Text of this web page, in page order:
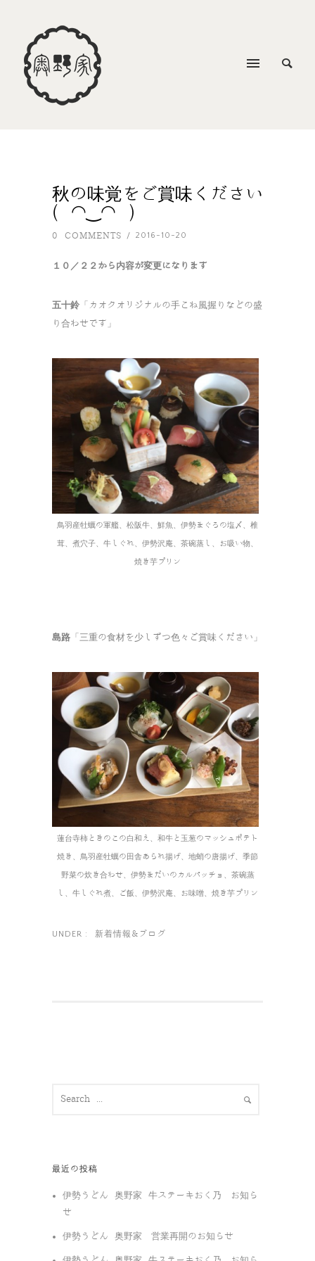
秋の味覚をご賞味ください
( ◠‿◠ )
0 COMMENTS / 2016-10-20
１０／２２から内容が変更になります
五十鈴 「カオクオリジナルの手こね風握りなどの盛
り合わせです」
鳥羽産牡蠣の軍艦、松阪牛、鮮魚、伊勢まぐろの塩〆、椎
茸、煮穴子、牛しぐれ、伊勢沢庵、茶碗蒸し、お吸い物、
焼き芋プリン
島路 「三重の食材を少しずつ色々ご賞味ください」
蓮台寺柿ときのこの白和え、和牛と玉葱のマッシュポテト
焼き、鳥羽産牡蠣の田舎あられ揚げ、地蛸の唐揚げ、季節
野菜の炊き合わせ、伊勢まだいのカルパッチョ、茶碗蒸
し、牛しぐれ煮、ご飯、伊勢沢庵、お味噌、焼き芋プリン
UNDER : 新着情報&ブログ
最近の投稿
伊勢うどん 奥野家 牛ステーキおく乃 お知ら
せ
伊勢うどん 奥野家 営業再開のお知らせ